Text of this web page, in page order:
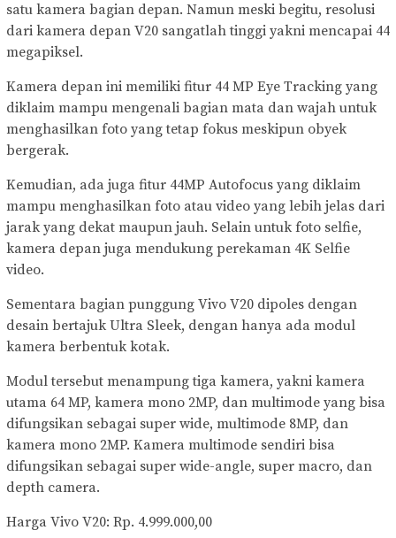
satu kamera bagian depan. Namun meski begitu, resolusi
dari kamera depan V20 sangatlah tinggi yakni mencapai 44
megapiksel.
Kamera depan ini memiliki fitur 44 MP Eye Tracking yang
diklaim mampu mengenali bagian mata dan wajah untuk
menghasilkan foto yang tetap fokus meskipun obyek
bergerak.
Kemudian, ada juga fitur 44MP Autofocus yang diklaim
mampu menghasilkan foto atau video yang lebih jelas dari
jarak yang dekat maupun jauh. Selain untuk foto selfie,
kamera depan juga mendukung perekaman 4K Selfie
video.
Sementara bagian punggung Vivo V20 dipoles dengan
desain bertajuk Ultra Sleek, dengan hanya ada modul
kamera berbentuk kotak.
Modul tersebut menampung tiga kamera, yakni kamera
utama 64 MP, kamera mono 2MP, dan multimode yang bisa
difungsikan sebagai super wide, multimode 8MP, dan
kamera mono 2MP. Kamera multimode sendiri bisa
difungsikan sebagai super wide-angle, super macro, dan
depth camera.
Harga Vivo V20: Rp. 4.999.000,00